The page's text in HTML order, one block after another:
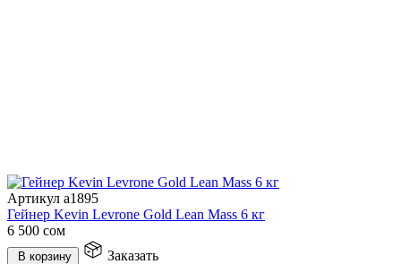
Артикул a1895
Гейнер Kevin Levrone Gold Lean Mass 6 кг
6 500 сом
В корзину
Заказать